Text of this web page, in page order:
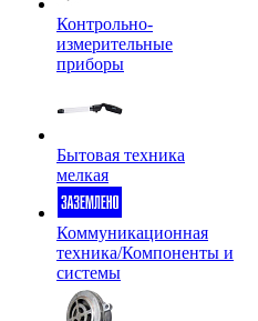
Контрольно-
измерительные
приборы
Бытовая техника
мелкая
Коммуникационная
техника/Компоненты и
системы